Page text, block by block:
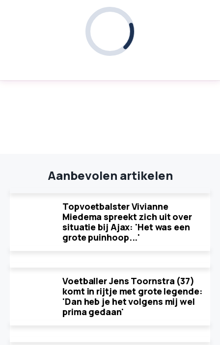
Aanbevolen artikelen
Topvoetbalster Vivianne
Miedema spreekt zich uit over
situatie bij Ajax: 'Het was een
grote puinhoop...'
Voetballer Jens Toornstra (37)
komt in rijtje met grote legende:
'Dan heb je het volgens mij wel
prima gedaan'